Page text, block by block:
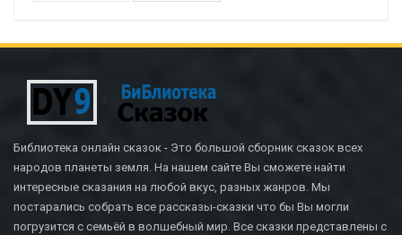
Библиотека онлайн сказок - Это большой сборник сказок всех
народов планеты земля. На нашем сайте Вы сможете найти
интересные сказания на любой вкус, разных жанров. Мы
постарались собрать все рассказы-сказки что бы Вы могли
погрузится с семьёй в волшебный мир. Все сказки представлены с